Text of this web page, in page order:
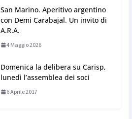
San Marino. Aperitivo argentino
con Demi Carabajal. Un invito di
A.R.A.
4 Maggio 2026
Domenica la delibera su Carisp,
lunedì l’assemblea dei soci
6 Aprile 2017